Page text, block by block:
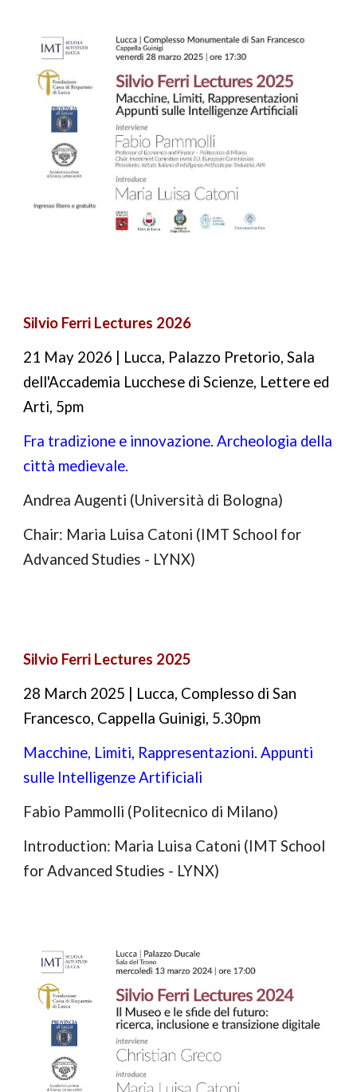
Silvio Ferri Lectures 2026
21 May 2026 | Lucca, Palazzo Pretorio, Sala
dell'Accademia Lucchese di Scienze, Lettere ed
Arti, 5pm
Fra tradizione e innovazione. Archeologia della
città medievale.
Andrea Augenti (Università di Bologna)
Chair: Maria Luisa Catoni (IMT School for
Advanced Studies - LYNX)
Silvio Ferri Lectures 2025
28 March 2025 | Lucca, Complesso di San
Francesco, Cappella Guinigi, 5.30pm
Macchine, Limiti, Rappresentazioni. Appunti
sulle Intelligenze Artificiali
Fabio Pammolli (Politecnico di Milano)
Introduction: Maria Luisa Catoni (IMT School
for Advanced Studies - LYNX)